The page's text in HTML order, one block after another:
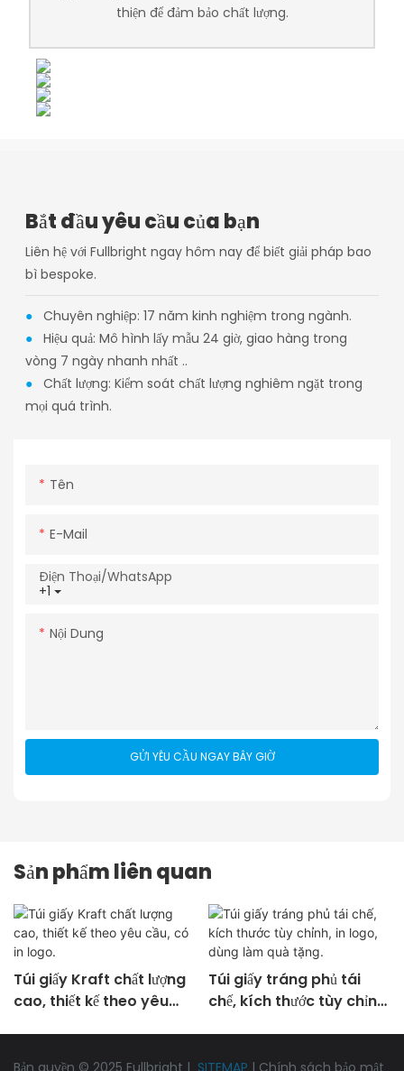
thiện để đảm bảo chất lượng.
Bắt đầu yêu cầu của bạn
Liên hệ với Fullbright ngay hôm nay để biết giải pháp bao
bì bespoke.
● Chuyên nghiệp: 17 năm kinh nghiệm trong ngành.
● Hiệu quả: Mô hình lấy mẫu 24 giờ, giao hàng trong
vòng 7 ngày nhanh nhất ..
● Chất lượng: Kiểm soát chất lượng nghiêm ngặt trong
mọi quá trình.
Tên
E-Mail
+1
Điện Thoại/WhatsApp
Nội Dung
GỬI YÊU CẦU NGAY BÂY GIỜ
Sản phẩm liên quan
Túi giấy Kraft chất lượng
cao, thiết kế theo yêu
Túi giấy tráng phủ tái
chế, kích thước tùy chỉnh,
Bản quyền © 2025 Fullbright | SITEMAP | Chính sách bảo mật